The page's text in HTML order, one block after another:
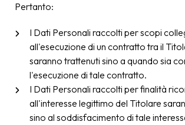
Pertanto:
I Dati Personali raccolti per scopi
all'esecuzione di un contratto tra il
saranno trattenuti sino a quando sia
l'esecuzione di tale contratto.
I Dati Personali raccolti per finalità
all'interesse legittimo del Titolare
sino al soddisfacimento di tale